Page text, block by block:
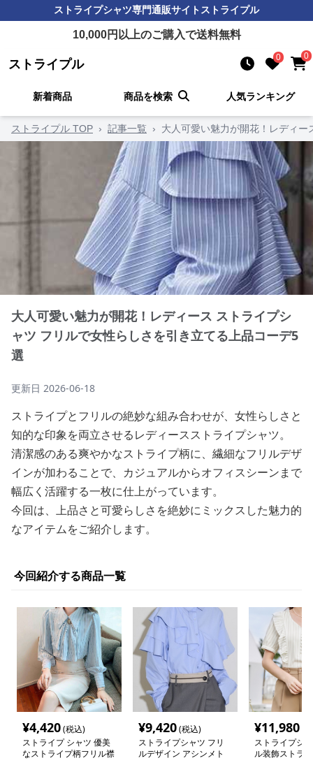
ストライプシャツ専門通販サイト ストライプル
10,000円以上のご購入で送料無料
ストライプル 0 0
新着商品 商品を検索 人気ランキング
ストライプル TOP › 記事一覧 › 大人可愛い魅力が開花！レディ
大人可愛い魅力が開花！レディース ストライプシ
ャツ フリルで女性らしさを引き立てる上品コーデ5
選
更新日 2026-06-18
ストライプとフリルの絶妙な組み合わせが、女性らしさと
知的な印象を両立させるレディースストライプシャツ。
清潔感のある爽やかなストライプ柄に、繊細なフリルデザ
インが加わることで、カジュアルからオフィスシーンまで
幅広く活躍する一枚に仕上がっています。
今回は、上品さと可愛らしさを絶妙にミックスした魅力的
なアイテムをご紹介します。
今回紹介する商品一覧
¥4,420(税込)
ストライプ シャツ 優美
なストライプ柄フリル襟
¥9,420(税込)
ストライプシャツ フリ
ルデザイン アシンメト
¥11,980
ストライプシ
ル装飾ストラ